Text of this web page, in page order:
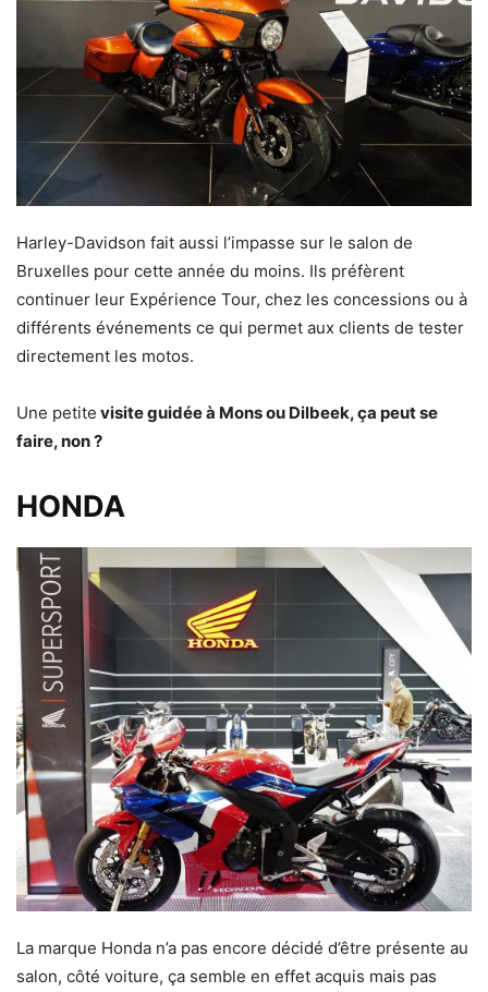
Harley-Davidson fait aussi l’impasse sur le salon de
Bruxelles pour cette année du moins. Ils préfèrent
continuer leur Expérience Tour, chez les concessions ou à
différents événements ce qui permet aux clients de tester
directement les motos.
Une petite visite guidée à Mons ou Dilbeek, ça peut se
faire, non ?
HONDA
La marque Honda n’a pas encore décidé d’être présente au
salon, côté voiture, ça semble en effet acquis mais pas